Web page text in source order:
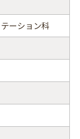
ーション科